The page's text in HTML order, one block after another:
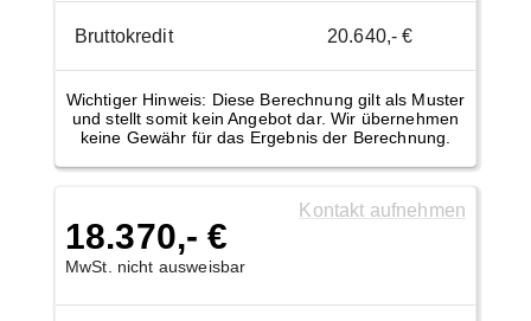
Bruttokredit 20.640,- €
Wichtiger Hinweis: Diese Berechnung gilt als Muster
und stellt somit kein Angebot dar. Wir übernehmen
keine Gewähr für das Ergebnis der Berechnung.
18.370,- €
MwSt. nicht ausweisbar
Kontakt aufnehmen